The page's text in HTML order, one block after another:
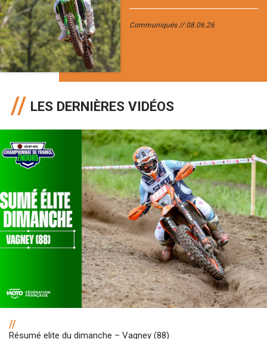
Communiqués 08.06.26
LES DERNIÈRES VIDÉOS
//
Résumé elite du dimanche – Vagney (88)